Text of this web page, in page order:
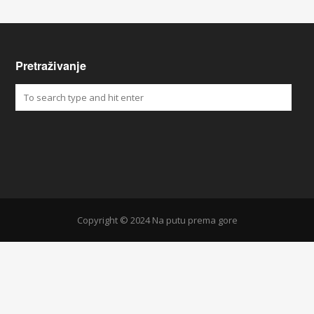
Pretraživanje
Copyright © 2024 Na putu prema gore